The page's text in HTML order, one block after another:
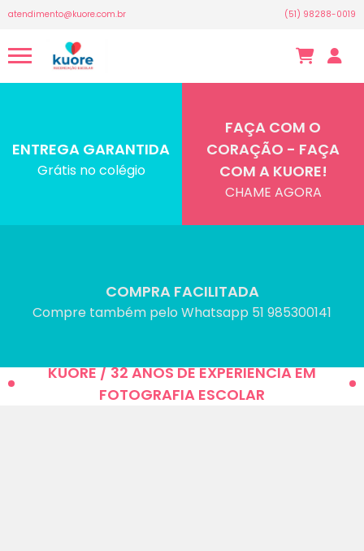
atendimento@kuore.com.br (51) 98288-0019
ENTREGA GARANTIDA
Grátis no colégio
FAÇA COM O
CORAÇÃO - FAÇA
COM A KUORE!
CHAME AGORA
COMPRA FACILITADA
Compre também pelo Whatsapp 51 985300141
KUORE / 32 ANOS DE EXPERIÊNCIA EM
FOTOGRAFIA ESCOLAR